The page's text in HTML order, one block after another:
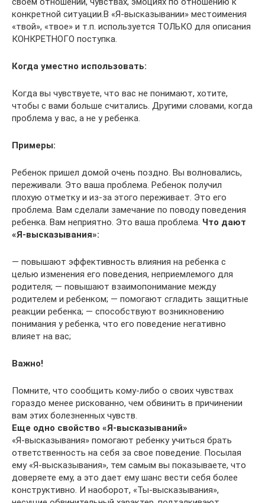
конкретной ситуации.В «Я-высказывании» местоимения
«твой», «твое» и т.п. используется ТОЛЬКО для описания
КОНКРЕТНОГО поступка.
Когда уместно использовать:
Когда вы чувствуете, что вас не понимают, хотите,
чтобы с вами больше считались. Другими словами, когда
проблема у вас, а не у ребенка.
Примеры:
Ребенок пришел домой очень поздно. Вы волновались,
переживали. Это ваша проблема. Ребенок получил
плохую отметку и из-за этого переживает. Это его
проблема. Вам сделали замечание по поводу поведения
ребенка. Вам неприятно. Это ваша проблема. Что дают
«Я-высказывания»:
— повышают эффективность влияния на ребенка с
целью изменения его поведения, неприемлемого для
родителя; — повышают взаимопонимание между
родителем и ребенком; — помогают сгладить защитные
реакции ребенка; — способствуют возникновению
понимания у ребенка, что его поведение негативно
влияет на вас;
Важно!
Помните, что сообщить кому-либо о своих чувствах
гораздо менее рискованно, чем обвинить в причинении
вам этих болезненных чувств.
Еще одно свойство «Я-высказываний»
«Я-высказывания» помогают ребенку учиться брать
ответственность на себя за свое поведение. Посылая
ему «Я-высказывания», тем самым вы показываете, что
доверяете ему, а это дает ему шанс вести себя более
конструктивно. И наоборот, «Ты-высказывания»,